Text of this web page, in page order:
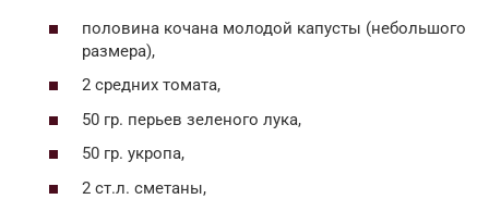
половина кочана молодой капусты (небольшого
размера),
2 средних томата,
50 гр. перьев зеленого лука,
50 гр. укропа,
2 ст.л. сметаны,